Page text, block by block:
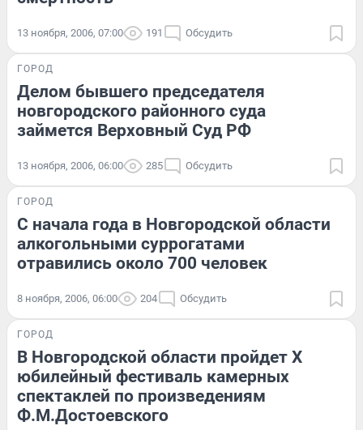
13 ноября, 2006, 07:00 191 Обсудить
ГОРОД
Делом бывшего председателя
новгородского районного суда
займется Верховный Суд РФ
13 ноября, 2006, 06:00 285 Обсудить
ГОРОД
С начала года в Новгородской области
алкогольными суррогатами
отравились около 700 человек
8 ноября, 2006, 06:00 204 Обсудить
ГОРОД
В Новгородской области пройдет X
юбилейный фестиваль камерных
спектаклей по произведениям
Ф.М.Достоевского